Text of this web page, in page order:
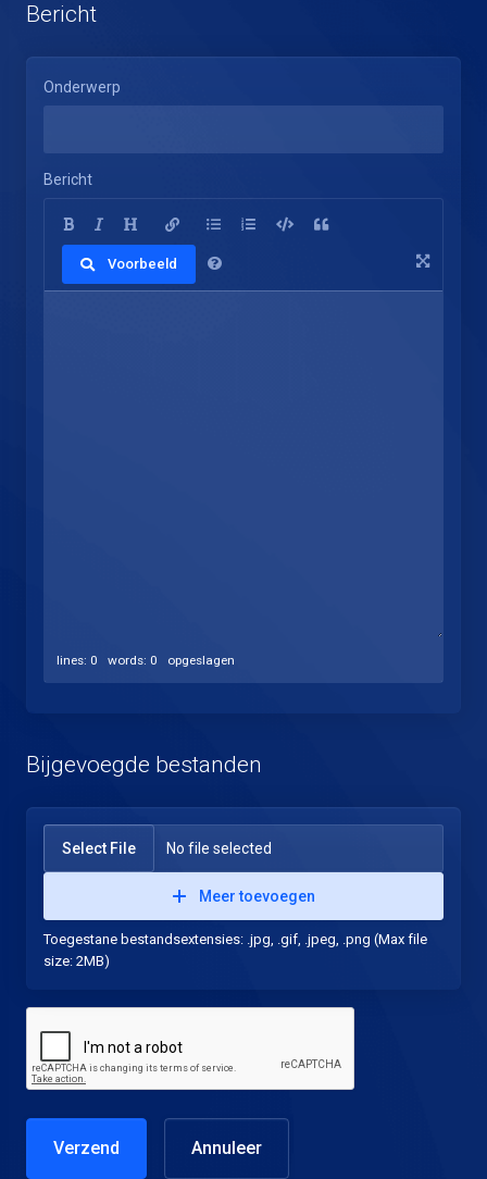
Bericht
Onderwerp
Bericht
Voorbeeld
lines: 0 words: 0 opgeslagen
Bijgevoegde bestanden
Select File No file selected
Meer toevoegen
Toegestane bestandsextensies: .jpg, .gif, .jpeg, .png (Max file
size: 2MB)
Annuleer